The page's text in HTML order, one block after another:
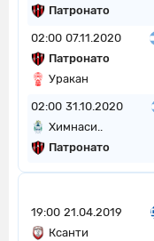
Патронато
02:00 07.11.2020
Патронато
Уракан
02:00 31.10.2020
Химнаси..
Патронато
19:00 21.04.2019
Ксанти